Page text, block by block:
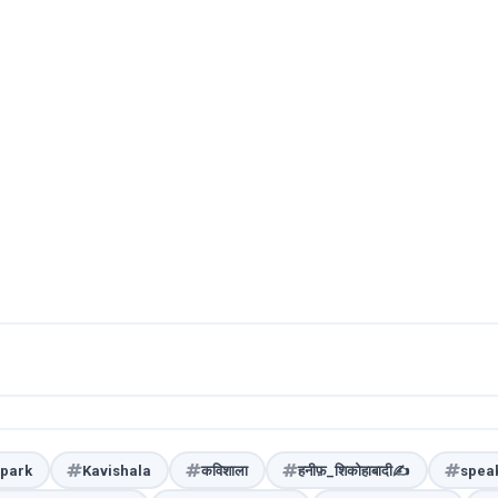
Kavishala कविशाला हनीफ़_शिकोहाबादी✍️